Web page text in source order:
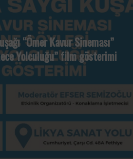
“Ömer Kavur Sineması”
Yolculuğu” film gösterimi